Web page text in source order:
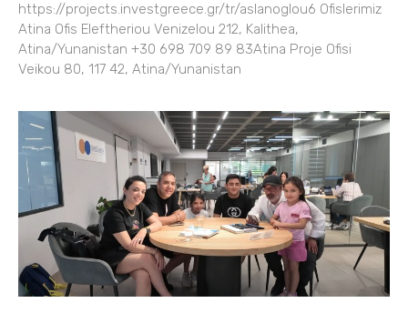
https://projects.investgreece.gr/tr/aslanoglou6 Ofislerimiz
Atina Ofis Eleftheriou Venizelou 212, Kalithea,
Atina/Yunanistan +30 698 709 89 83Atina Proje Ofisi
Veikou 80, 117 42, Atina/Yunanistan